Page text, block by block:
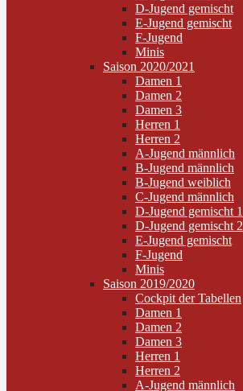
D-Jugend gemischt
E-Jugend gemischt
F-Jugend
Minis
Saison 2020/2021
Damen 1
Damen 2
Damen 3
Herren 1
Herren 2
A-Jugend männlich
B-Jugend männlich
B-Jugend weiblich
C-Jugend männlich
D-Jugend gemischt 1
D-Jugend gemischt 2
E-Jugend gemischt
F-Jugend
Minis
Saison 2019/2020
Cockpit der Tabellen
Damen 1
Damen 2
Damen 3
Herren 1
Herren 2
A-Jugend männlich